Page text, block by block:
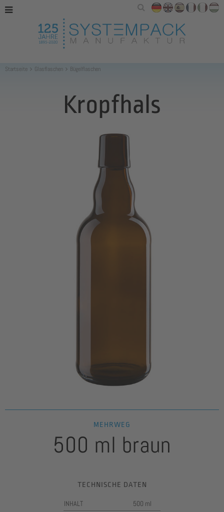
Startseite Glasflaschen Bügelflaschen
Kropfhals
MEHRWEG
500 ml braun
TECHNISCHE DATEN
INHALT
500 ml